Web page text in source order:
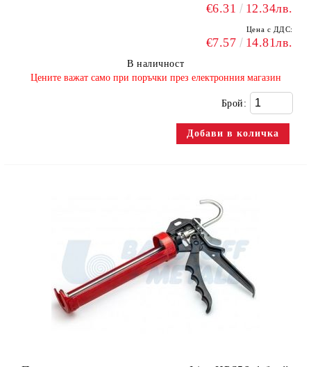
€6.31 12.34лв.
Цена с ДДС:
€7.57 14.81лв.
В наличност
​Цените важат само при поръчки през електронния магазин
Брой: